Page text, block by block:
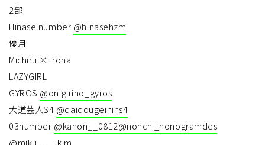
2部
Hinase number @hinasehzm
優月
Michiru × Iroha
LAZYGIRL
GYROS @onigirino_gyros
大道芸人S4 @daidougeinins4
03number @kanon__0812@nonchi_nonogramdes
@miku___ukim